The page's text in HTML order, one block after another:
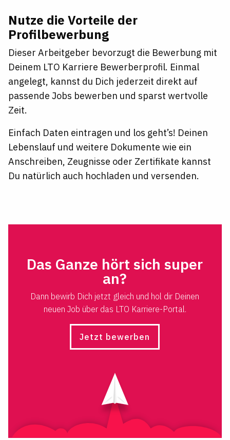
Nutze die Vorteile der
Profilbewerbung
Dieser Arbeitgeber bevorzugt die Bewerbung mit
Deinem LTO Karriere Bewerberprofil. Einmal
angelegt, kannst du Dich jederzeit direkt auf
passende Jobs bewerben und sparst wertvolle
Zeit.
Einfach Daten eintragen und los geht’s! Deinen
Lebenslauf und weitere Dokumente wie ein
Anschreiben, Zeugnisse oder Zertifikate kannst
Du natürlich auch hochladen und versenden.
Das Ganze hört sich super
an?
Dann bewirb Dich jetzt gleich und hol dir Deinen
neuen Job über das LTO Karriere-Portal.
Jetzt bewerben